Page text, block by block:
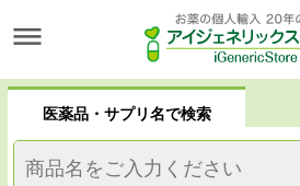
医薬品・サプリ名で検索